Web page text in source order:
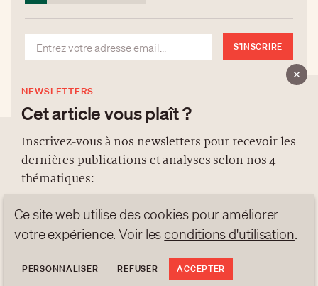
S'INSCRIRE
NEWSLETTERS
Cet article vous plaît ?
Inscrivez-vous à nos newsletters pour recevoir les
dernières publications et analyses selon nos 4
thématiques:
NEWS GEN Z
ANALYSES
TRENDS TO WATCH
À PROPOS
PROTECTION DES DONNÉES
contact@luxurytribune.com
Conçu parAntistatique
Ce site web utilise des cookies pour améliorer
votre expérience. Voir les conditions d'utilisation
PERSONNALISER REFUSER ACCEPTER